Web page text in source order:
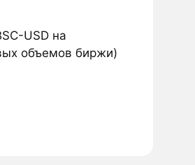
USD на
объемов биржи)